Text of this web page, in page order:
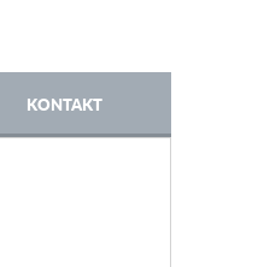
KONTAKT